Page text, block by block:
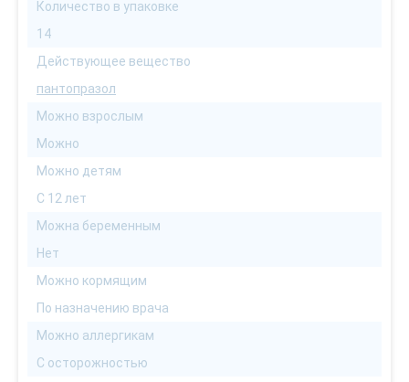
Количество в упаковке
14
Действующее вещество
пантопразол
Можно взрослым
Можно
Можно детям
С 12 лет
Можна беременным
Нет
Можно кормящим
По назначению врача
Можно аллергикам
С осторожностью